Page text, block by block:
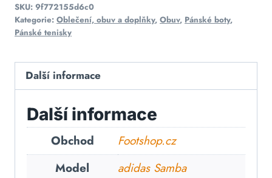
SKU: 9f772155d6c0
Kategorie: Oblečení, obuv a doplňky, Obuv, Pánské boty,
Pánské tenisky
Další informace
Další informace
Obchod
Footshop.cz
Model
adidas Samba